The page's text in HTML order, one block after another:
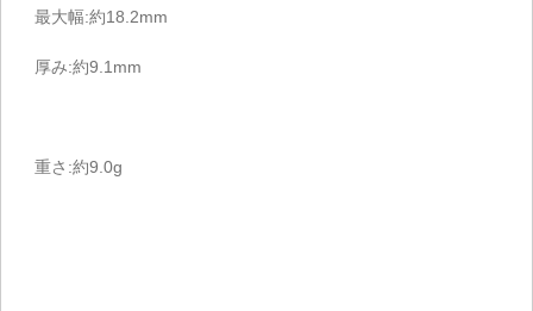
最大幅:約18.2mm
厚み:約9.1mm
重さ:約9.0g